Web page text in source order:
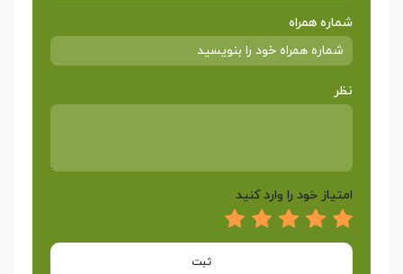
شماره همراه
نظر
امتیاز خود را وارد کنید
ثبت